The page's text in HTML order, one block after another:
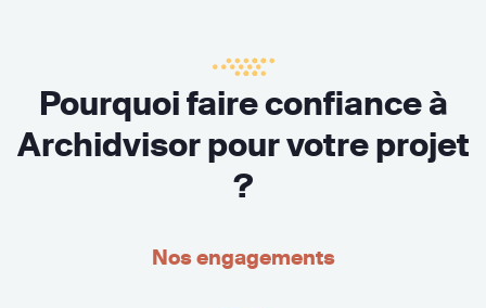
Pourquoi faire confiance à
Archidvisor pour votre projet
?
Nos engagements